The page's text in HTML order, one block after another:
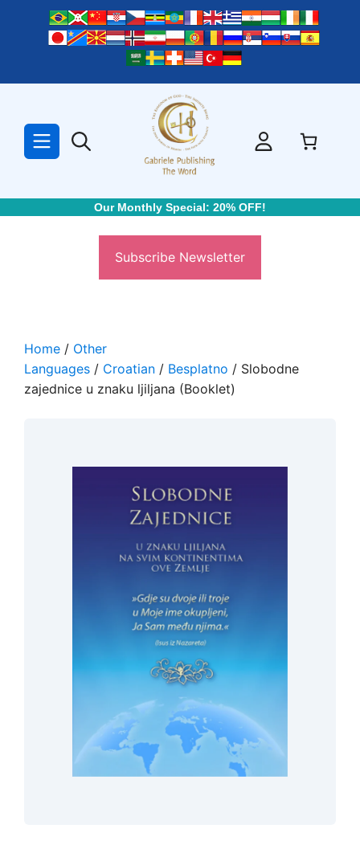
Our Monthly Special: 20% OFF!
Subscribe Newsletter
Home / Other
Languages / Croatian / Besplatno / Slobodne
zajednice u znaku ljiljana (Booklet)